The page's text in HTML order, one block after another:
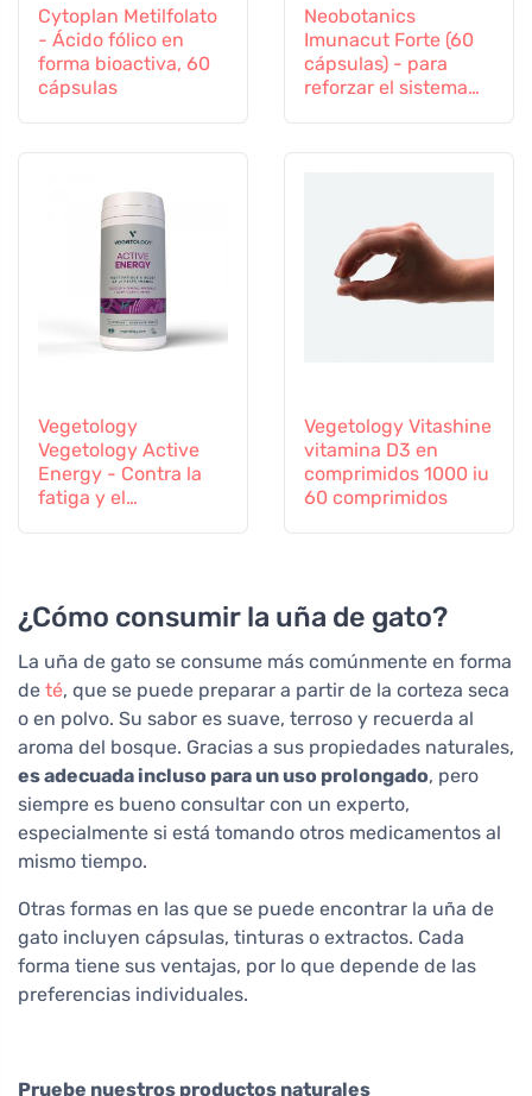
Cytoplan Metilfolato
- Ácido fólico en
forma bioactiva, 60
cápsulas
Neobotanics
Imunacut Forte (60
cápsulas) - para
reforzar el sistema
Vegetology
Vegetology Active
Energy - Contra la
fatiga y el
Vegetology Vitashine
vitamina D3 en
comprimidos 1000 iu
60 comprimidos
¿Cómo consumir la uña de gato?
La uña de gato se consume más comúnmente en forma
de té, que se puede preparar a partir de la corteza seca
o en polvo. Su sabor es suave, terroso y recuerda al
aroma del bosque. Gracias a sus propiedades naturales,
es adecuada incluso para un uso prolongado, pero
siempre es bueno consultar con un experto,
especialmente si está tomando otros medicamentos al
mismo tiempo.
Otras formas en las que se puede encontrar la uña de
gato incluyen cápsulas, tinturas o extractos. Cada
forma tiene sus ventajas, por lo que depende de las
preferencias individuales.
Pruebe nuestros productos naturales